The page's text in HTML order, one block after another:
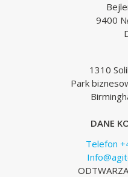
9400
1310
Park
DANE
Telefon